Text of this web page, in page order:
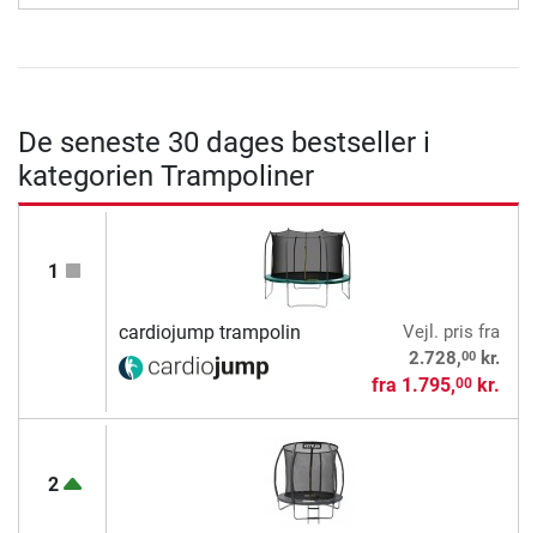
De seneste 30 dages bestseller i
kategorien Trampoliner
1
cardiojump trampolin Vejl. pris fra
2.728,00kr.
fra 1.795,00kr.
2